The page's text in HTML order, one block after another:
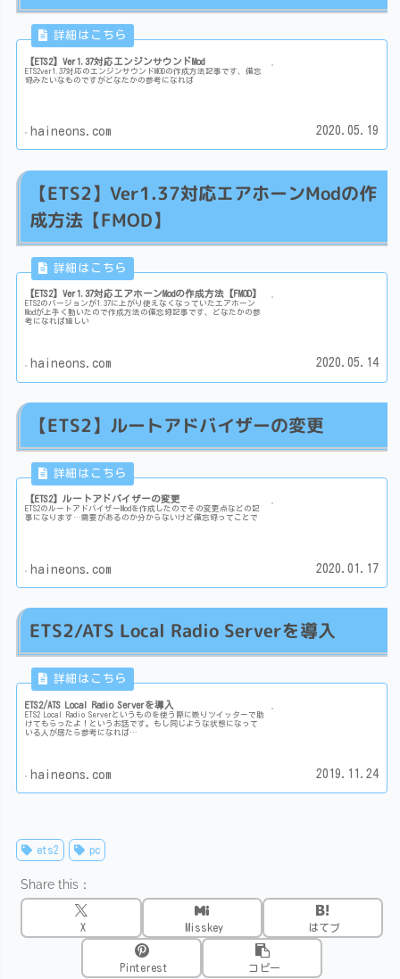
【ETS2】Ver1.37対応エンジンサウンドMod
ETS2ver1.37対応のエンジンサウンドMODの作成方法記事です、備忘
録みたいなものですがどなたかの参考になれば
haineons.com 2020.05.19
【ETS2】Ver1.37対応エアホーンModの作
成方法【FMOD】
【ETS2】Ver1.37対応エアホーンModの作成方法【FMOD】
ETS2のバージョンが1.37に上がり使えなくなっていたエアホーン
Modが上手く動いたので作成方法の備忘録記事です、どなたかの参
考になれば嬉しい
haineons.com 2020.05.14
【ETS2】ルートアドバイザーの変更
【ETS2】ルートアドバイザーの変更
ETS2のルートアドバイザーModを作成したのでその変更点などの記
事になります…需要があるのか分からないけど備忘録ってことで
haineons.com 2020.01.17
ETS2/ATS Local Radio Serverを導入
ETS2/ATS Local Radio Serverを導入
ETS2 Local Radio Serverというものを使う際に嵌りツイッターで助
けてもらったよ！というお話です。もし同じような状態になって
いる人が居たら参考になれば…
haineons.com 2019.11.24
ets2 pc
Share this：
X Misskey はてブ
Pinterest コピー